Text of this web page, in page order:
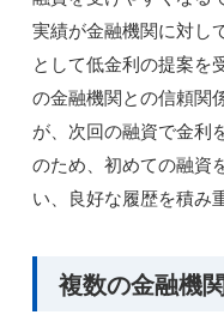
実績が金融機関に対し
として低金利の提案を
の金融機関との信頼関
が、次回の融資で金利
のため、初めての融資
い、良好な履歴を積み
複数の金融機